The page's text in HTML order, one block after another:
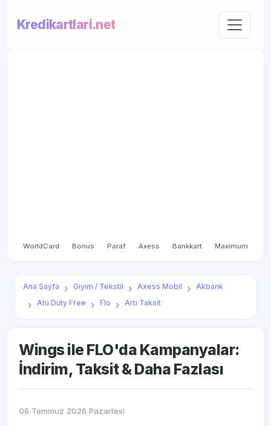
Kredikartlari.net
WorldCard Bonus Paraf Axess Bankkart Maximum
Ana Sayfa Giyim / Tekstil Axess Mobil
Akbank
Atü Duty Free
Flo Artı Taksit
Wings ile FLO'da Kampanyalar:
İndirim, Taksit & Daha Fazlası
06 Temmuz 2026 Pazartesi